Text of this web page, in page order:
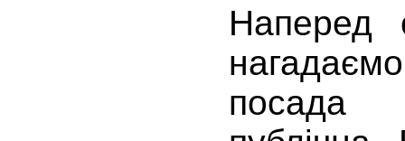
Наперед